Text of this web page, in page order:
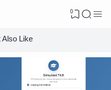
0
Also Like